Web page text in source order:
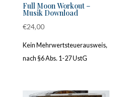
Full Moon Workout –
Musik Download
€24,00
Kein Mehrwertsteuerausweis,
nach §6 Abs. 1-27 UstG